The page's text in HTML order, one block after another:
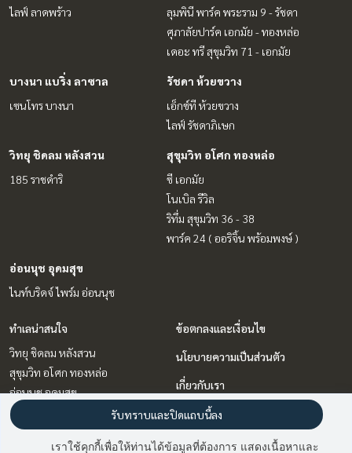
ไลฟ์ ลาดพร้าว
ลุมพินี พาร์ค พระราม 9 - รัชดา
ศุภาลัยปาร์ค เอกมัย - ทองหล่อ
เดอะ ทรี สุขุมวิท 71 - เอกมัย
บางนา แบริ่ง ลาซาล
เซนโทร บางนา
รัชดา ห้วยขวาง
เอ็กซ์ที ห้วยขวาง
ไลฟ์ รัชดาภิเษก
วิทยุ ชิดลม หลังสวน
185 ราชดำริ
สุขุมวิท อโศก ทองหล่อ
ซี เอกมัย
โนเบิล รีวิล
ริทึ่ม สุขุมวิท 36 - 38
พาร์ค 24 ( ออริจิ้น พร้อมพงษ์ )
อ่อนนุช อุดมสุข
ไนท์บริดจ์ ไพร์ม อ่อนนุช
ทำเลน่าสนใจ
วิทยุ ชิดลม หลังสวน
สุขุมวิท อโศก ทองหล่อ
อ่อนนุช อุดมสุข
บางนา แบริ่ง ลาซาล
พระราม 9 เพชรบุรีตัดใหม่ RCA
ข้อตกลงและเงื่อนไข
นโยบายความเป็นส่วนตัว
เกี่ยวกับเรา
วิธีการฝากขาย-เช่า
ติดต่อ
เราใช้คุกกี้เพื่อให้ท่านได้ข้อมูลที่ต้องการ แสดงเนื้อหาและ
รับทราบและปิดแถบนี้ลง